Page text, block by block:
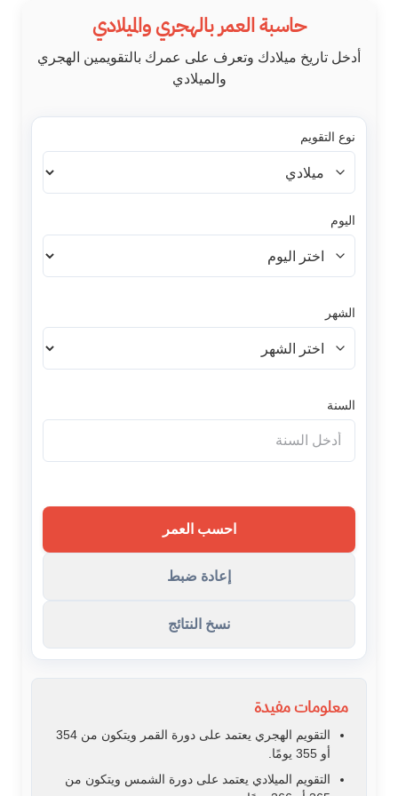
content
حاسبة العمر بالهجري والميلادي
أدخل تاريخ ميلادك وتعرف على عمرك بالتقويمين الهجري
والميلادي
نوع التقويم
اليوم
الشهر
السنة
احسب العمر
إعادة ضبط
نسخ النتائج
معلومات مفيدة
التقويم الهجري يعتمد على دورة القمر ويتكون من 354
أو 355 يومًا.
التقويم الميلادي يعتمد على دورة الشمس ويتكون من